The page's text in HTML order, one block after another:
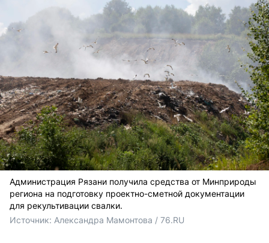
Администрация Рязани получила средства от Минприроды
региона на подготовку проектно-сметной документации
для рекультивации свалки.
Источник: Александра Мамонтова / 76.RU